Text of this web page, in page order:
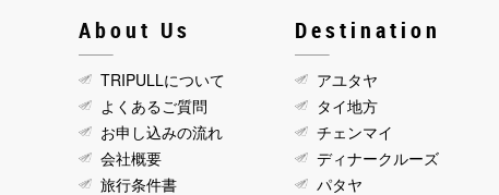
About Us
TRIPULLについて
よくあるご質問
お申し込みの流れ
会社概要
旅行条件書
Destination
アユタヤ
タイ地方
チェンマイ
ディナークルーズ
パタヤ